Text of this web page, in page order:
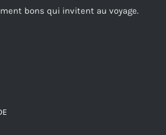
bons qui invitent au voyage.